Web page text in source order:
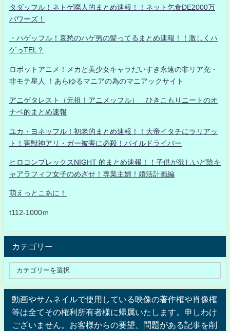
タダッフル！ネトゲ廃人的まとめ速報！！ネット乞食DE2000万
パワーズ！
・ハゲッフル！哀愁のハゲ男の髪ってるまとめ速報！！激しくハ
ゲっTEL？
ロボットアニメ！メカと美少女キャラだいすき永遠の非リア充・
非モテ星人 ！あらゆるマニアの為のマニアックサイト
アニゲタレスト（元祖！アニメッフル） ひきこもりニートのオ
ナベ的まとめ速報
ユカ・ヨネッフル！初老的まとめ速報！！大帝イタチにラリアッ
ト！害獣神アリ・ガー被害に必殺！パイルドライバー
ヒロコンプレックスNIGHT 的まとめ速報！！子供が欲しいど陰キ
ャアラフィフ女子のめざせ！専業主婦！婚活計画編
萌えっとこあに！
t112-1000ｍ
カテゴリー
動画やサムネイルで使用している映像の著作権や肖像権
等は全てその権利所有者様に帰属いたします。申しわけ
ございません。お客様からの要望、問題がある記事を削